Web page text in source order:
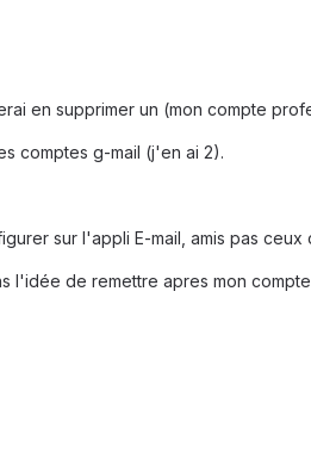
en supprimer un (mon compte
comptes g-mail (j'en ai 2).
sur l'appli E-mail, amis pas ceux
l'idée de remettre apres mon